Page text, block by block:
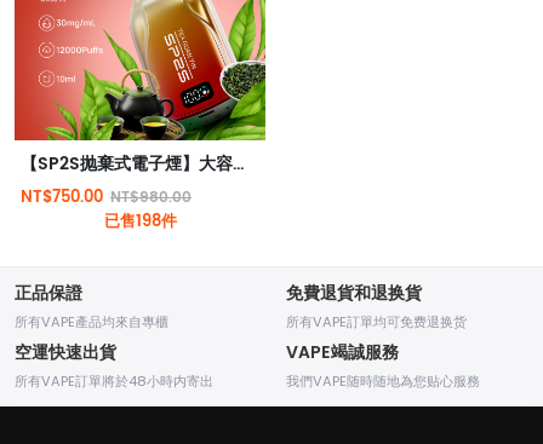
【SP2S抛棄式電子煙】大容量12000口 | 3%尼古丁 | 多種口味選擇 | 台灣現貨
NT$750.00 NT$980.00
已售198件
正品保證
所有VAPE產品均來自專櫃
免費退貨和退换貨
所有VAPE訂單均可免费退换货
空運快速出貨
所有VAPE訂單將於48小時内寄出
VAPE竭誠服務
我們VAPE随時随地為您贴心服務